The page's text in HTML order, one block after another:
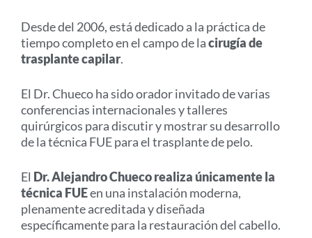
Desde del 2006, está dedicado a la práctica de
tiempo completo en el campo de lacirugía de
trasplante capilar.
El Dr. Chueco ha sido orador invitado de varias
conferencias internacionales y talleres
quirúrgicos para discutir y mostrar su desarrollo
de la técnica FUE para el trasplante de pelo.
El Dr. Alejandro Chueco realiza únicamente la
técnica FUEen una instalación moderna,
plenamente acreditada y diseñada
específicamente para la restauración del cabello.